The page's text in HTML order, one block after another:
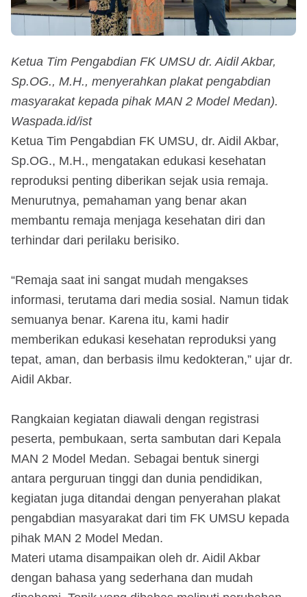
Ketua Tim Pengabdian FK UMSU dr. Aidil Akbar,
Sp.OG., M.H., menyerahkan plakat pengabdian
masyarakat kepada pihak MAN 2 Model Medan).
Waspada.id/ist
Ketua Tim Pengabdian FK UMSU, dr. Aidil Akbar,
Sp.OG., M.H., mengatakan edukasi kesehatan
reproduksi penting diberikan sejak usia remaja.
Menurutnya, pemahaman yang benar akan
membantu remaja menjaga kesehatan diri dan
terhindar dari perilaku berisiko.
“Remaja saat ini sangat mudah mengakses
informasi, terutama dari media sosial. Namun tidak
semuanya benar. Karena itu, kami hadir
memberikan edukasi kesehatan reproduksi yang
tepat, aman, dan berbasis ilmu kedokteran,” ujar dr.
Aidil Akbar.
Rangkaian kegiatan diawali dengan registrasi
peserta, pembukaan, serta sambutan dari Kepala
MAN 2 Model Medan. Sebagai bentuk sinergi
antara perguruan tinggi dan dunia pendidikan,
kegiatan juga ditandai dengan penyerahan plakat
pengabdian masyarakat dari tim FK UMSU kepada
pihak MAN 2 Model Medan.
Materi utama disampaikan oleh dr. Aidil Akbar
dengan bahasa yang sederhana dan mudah